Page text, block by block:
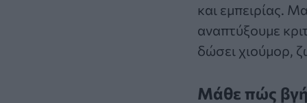
και εμπειρίας.
αναπτύξουμε
δώσει χιούμορ,
Μάθε πώς